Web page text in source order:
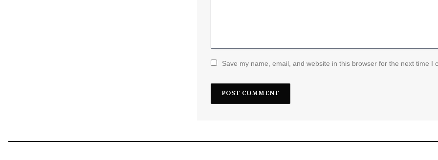
Save my name, email, and website in this browser for the next time I